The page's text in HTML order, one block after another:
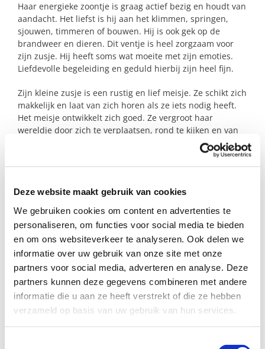
Deze website maakt gebruik van cookies
We gebruiken cookies om content en advertenties te
personaliseren, om functies voor social media te bieden
en om ons websiteverkeer te analyseren. Ook delen we
informatie over uw gebruik van onze site met onze
partners voor social media, adverteren en analyse. Deze
partners kunnen deze gegevens combineren met andere
informatie die u aan ze heeft verstrekt of die ze hebben
verzameld op basis van uw gebruik van hun services.
Haar energieke zoontje is graag actief bezig en houdt van
aandacht. Het liefst is hij aan het klimmen, springen,
sjouwen, timmeren of bouwen. Hij is ook gek op de
brandweer en dieren. Dit ventje is heel zorgzaam voor
zijn zusje. Hij heeft soms wat moeite met zijn emoties.
Liefdevolle begeleiding en geduld hierbij zijn heel fijn.
Zijn kleine zusje is een rustig en lief meisje. Ze schikt zich
makkelijk en laat van zich horen als ze iets nodig heeft.
Het meisje ontwikkelt zich goed. Ze vergroot haar
wereldje door zich te verplaatsen, rond te kijken en van
Wil jij van waarde zijn in het leven van deze kinderen en
Profiel steungezin
Wij zoeken een gezin in Duiven:
Met een vaderfiguur of bonus opa;
Bij voorkeur met wat oudere kinderen;
Waar de kinderen 1 x per 2 weken welkom
zijn (dagen en tijden in overleg).
Bijzonderheden: